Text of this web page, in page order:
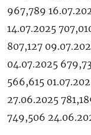
967,789
14.07.2025
807,127
04.07.2025
566,615
27.06.2025
749,506